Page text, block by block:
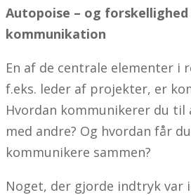
Autopoise – og forskellighed
kommunikation
En af de centrale elementer i
f.eks. leder af projekter, er
Hvordan kommunikerer du til
med andre? Og hvordan får
kommunikere sammen?
Noget, der gjorde indtryk var